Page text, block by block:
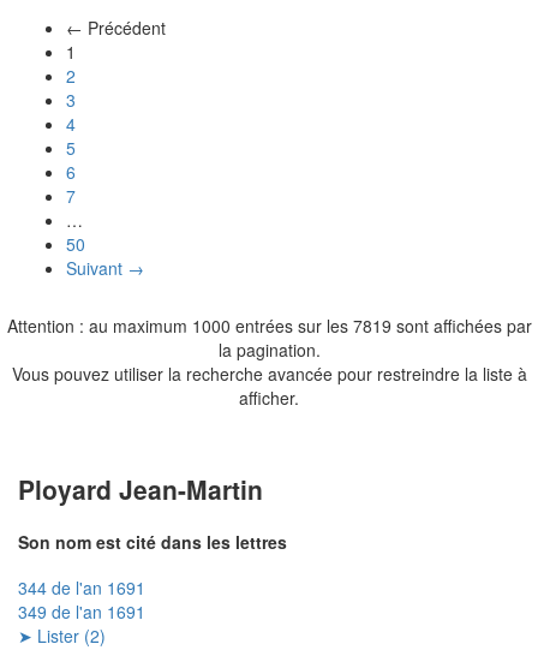
← Précédent
1
2
3
4
5
6
7
…
50
Suivant →
Attention : au maximum 1000 entrées sur les 7819 sont affichées par
la pagination.
Vous pouvez utiliser la recherche avancée pour restreindre la liste à
afficher.
Ployard Jean-Martin
Son nom est cité dans les lettres
344 de l'an 1691
349 de l'an 1691
➤ Lister (2)